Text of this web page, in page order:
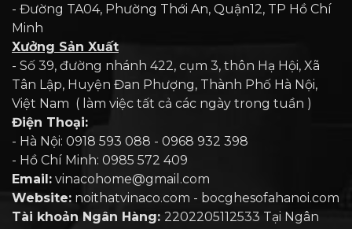
- Đường TA04, Phường Thới An, Quận12, TP Hồ Chí
Minh
Xưởng Sản Xuất
- Số 39, đường nhánh 422, cụm 3, thôn Hạ Hội, Xã
Tân Lập, Huyện Đan Phượng, Thành Phố Hà Nội,
Việt Nam ( làm việc tất cả các ngày trong tuần )
Điện Thoại:
- Hà Nội: 0918 593 088 - 0968 932 398
- Hồ Chí Minh: 0985 572 409
Email: vinacohome@gmail.com
Website: noithatvinaco.com - bocghesofahanoi.com
Tài khoản Ngân Hàng: 2202205112533 Tại Ngân